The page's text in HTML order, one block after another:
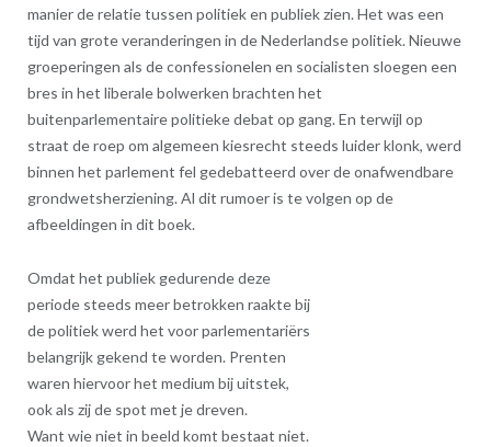
manier de relatie tussen politiek en publiek zien. Het was een
tijd van grote veranderingen in de Nederlandse politiek. Nieuwe
groeperingen als de confessionelen en socialisten sloegen een
bres in het liberale bolwerken brachten het
buitenparlementaire politieke debat op gang. En terwijl op
straat de roep om algemeen kiesrecht steeds luider klonk, werd
binnen het parlement fel gedebatteerd over de onafwendbare
grondwetsherziening. Al dit rumoer is te volgen op de
afbeeldingen in dit boek.
Omdat het publiek gedurende deze
periode steeds meer betrokken raakte bij
de politiek werd het voor parlementariërs
belangrijk gekend te worden. Prenten
waren hiervoor het medium bij uitstek,
ook als zij de spot met je dreven.
Want wie niet in beeld komt bestaat niet.